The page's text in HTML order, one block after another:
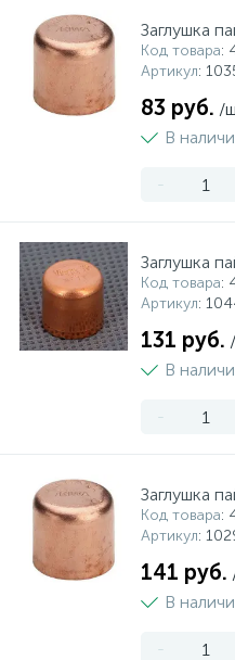
Заглушка
Код товара:
Артикул:
83 руб. /
В
-
Заглушка
Код товара:
Артикул:
131 руб.
В
-
Заглушка
Код товара:
Артикул:
141 руб.
В
-